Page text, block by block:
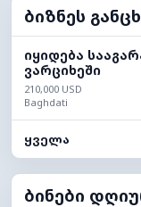
ბიზნეს
იყიდება
ვარციხეში
210,000 USD
Baghdati
ყველა
ბინები